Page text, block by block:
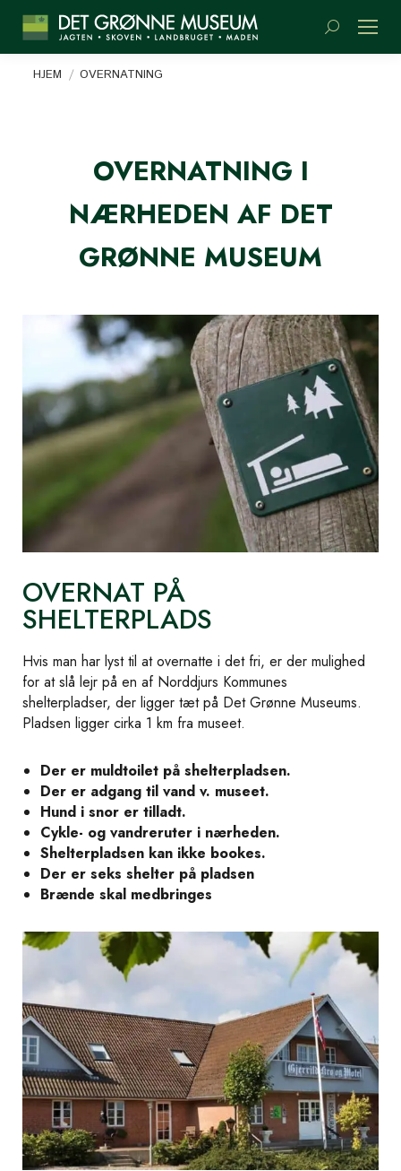
Søge:
HJEM OVERNATNING
OVERNATNING I
NÆRHEDEN AF DET
GRØNNE MUSEUM
OVERNAT PÅ
SHELTERPLADS
Hvis man har lyst til at overnatte i det fri, er der mulighed
for at slå lejr på en af Norddjurs Kommunes
shelterpladser, der ligger tæt på Det Grønne Museums.
Pladsen ligger cirka 1 km fra museet.
Der er muldtoilet på shelterpladsen.
Der er adgang til vand v. museet.
Hund i snor er tilladt.
Cykle- og vandreruter i nærheden.
Shelterpladsen kan ikke bookes.
Der er seks shelter på pladsen
Brænde skal medbringes